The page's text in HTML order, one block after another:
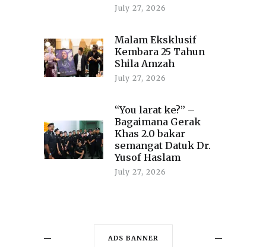
July 27, 2026
Malam Eksklusif
Kembara 25 Tahun
Shila Amzah
July 27, 2026
“You larat ke?” –
Bagaimana Gerak
Khas 2.0 bakar
semangat Datuk Dr.
Yusof Haslam
July 27, 2026
ADS BANNER